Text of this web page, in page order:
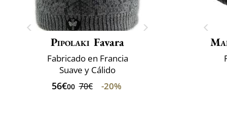
Pipolaki Favara
Fabricado en Francia
Suave y Cálido
56€00 70€ -20%